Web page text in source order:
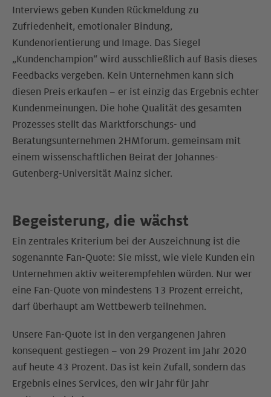
Interviews geben Kunden Rückmeldung zu
Zufriedenheit, emotionaler Bindung,
Kundenorientierung und Image. Das Siegel
„Kundenchampion“ wird ausschließlich auf Basis dieses
Feedbacks vergeben. Kein Unternehmen kann sich
diesen Preis erkaufen – er ist einzig das Ergebnis echter
Kundenmeinungen. Die hohe Qualität des gesamten
Prozesses stellt das Marktforschungs- und
Beratungsunternehmen 2HMforum. gemeinsam mit
einem wissenschaftlichen Beirat der Johannes-
Gutenberg-Universität Mainz sicher.
Begeisterung, die wächst
Ein zentrales Kriterium bei der Auszeichnung ist die
sogenannte Fan-Quote: Sie misst, wie viele Kunden ein
Unternehmen aktiv weiterempfehlen würden. Nur wer
eine Fan-Quote von mindestens 13 Prozent erreicht,
darf überhaupt am Wettbewerb teilnehmen.
Unsere Fan-Quote ist in den vergangenen Jahren
konsequent gestiegen – von 29 Prozent im Jahr 2020
auf heute 43 Prozent. Das ist kein Zufall, sondern das
Ergebnis eines Services, den wir Jahr für Jahr